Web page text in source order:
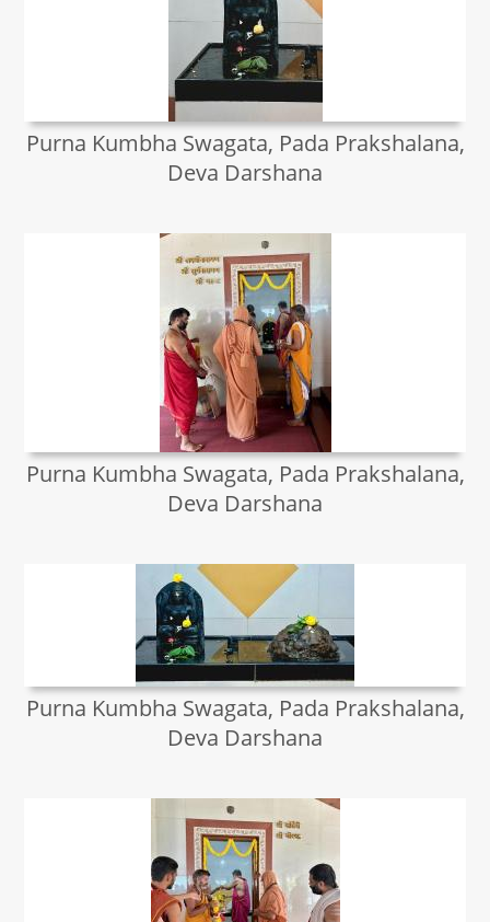
Purna Kumbha Swagata, Pada Prakshalana,
Deva Darshana
Purna Kumbha Swagata, Pada Prakshalana,
Deva Darshana
Purna Kumbha Swagata, Pada Prakshalana,
Deva Darshana